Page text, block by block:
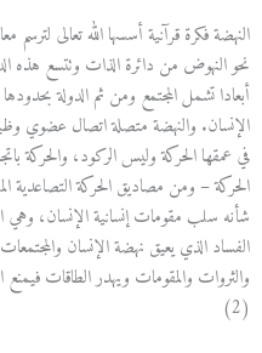
النهضة فكرة قرآنية أسسها الله تعالى لترسم
نحو النهوض من دائرة الذات وتتسع هذه
أبعادا تشمل المجتمع ومن ثم الدولة
الإنسان. والنهضة متصلة اتصال عضوي
في عمقها الحركة وليس الركود، والحركة
الحركة – ومن مصاديق الحركة التصاعدية
شأنه سلب مقومات إنسانية الإنسان، وهي
الفساد الذي يعيق نهضة الإنسان
والثروات والمقومات ويهدر الطاقات
(2)